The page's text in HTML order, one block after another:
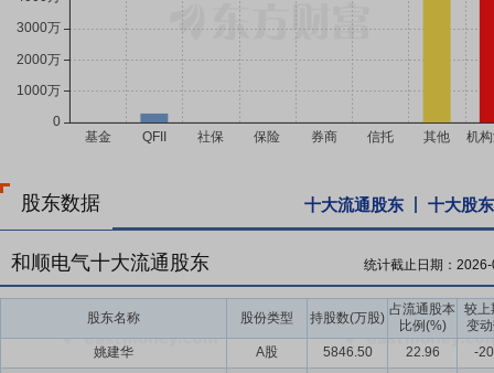
股东数据 十大流通股东 十大股东
和顺电气十大流通股东 统计截止日期：
股东名称 股份类型 持股数(万股)
占流通股本
比例(%)
较上
变
姚建华
A股 5846.50 22.96
-